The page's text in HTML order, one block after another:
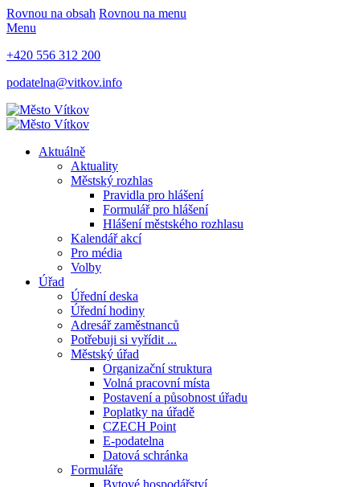
Rovnou na obsah Rovnou na menu
Menu
+420 556 312 200
podatelna@vitkov.info
Aktuálně
Aktuality
Městský rozhlas
Pravidla pro hlášení
Formulář pro hlášení
Hlášení městského rozhlasu
Kalendář akcí
Pro média
Volby
Úřad
Úřední deska
Úřední hodiny
Adresář zaměstnanců
Potřebuji si vyřídit ...
Městský úřad
Organizační struktura
Volná pracovní místa
Postavení a působnost úřadu
Poplatky na úřadě
CZECH Point
E-podatelna
Datová schránka
Formuláře
Bytové hospodářství